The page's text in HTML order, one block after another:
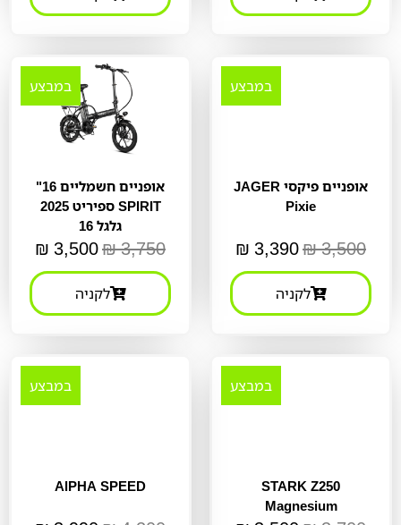
במבצע
אופניים פיקסי JAGER
Pixie
3,500
₪
3,390
₪
לקניה
במבצע
אופניים חשמליים 16"
SPIRIT ספיריט 2025
גלגל 16
3,750
₪
3,500
₪
לקניה
במבצע
STARK Z250
Magnesium
במבצע
AlPHA SPEED